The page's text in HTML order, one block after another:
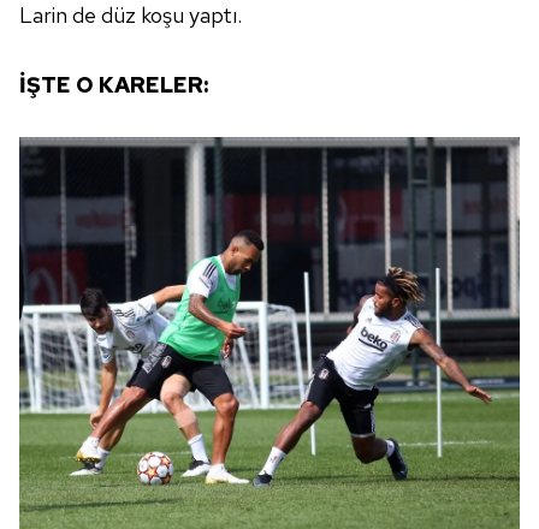
Larin de düz koşu yaptı.
İŞTE O KARELER: